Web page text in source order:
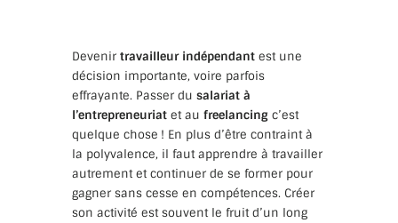
Devenir travailleur indépendantest une
décision importante, voire parfois
effrayante. Passer du salariat à
l’entrepreneuriatet au freelancingc’est
quelque chose ! En plus d’être contraint à
la polyvalence, il faut apprendre à travailler
autrement et continuer de se former pour
gagner sans cesse en compétences. Créer
son activité est souvent le fruit d’un long